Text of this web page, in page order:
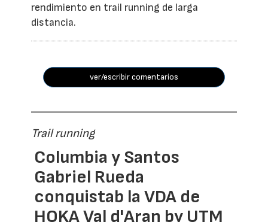
rendimiento en trail running de larga
distancia.
ver/escribir comentarios
Trail running
Columbia y Santos
Gabriel Rueda
conquistab la VDA de
HOKA Val d'Aran by UTM